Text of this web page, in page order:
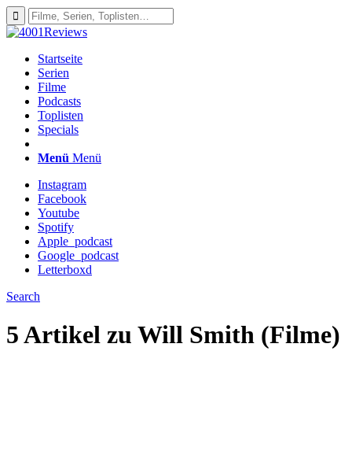
Startseite
Serien
Filme
Podcasts
Toplisten
Specials
Menü Menü
Instagram
Facebook
Youtube
Spotify
Apple_podcast
Google_podcast
Letterboxd
Search
5 Artikel zu Will Smith (Filme)